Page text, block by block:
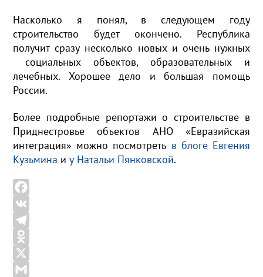
Насколько я понял, в следующем году
строительство будет окончено. Республика
получит сразу несколько новых и очень нужных
социальных объектов, образовательных и
лечебных. Хорошее дело и большая помощь
России.
Более подробные репортажи о строительстве в
Приднестровье объектов АНО «Евразийская
интеграция» можно посмотреть в блоге Евгения
Кузьмина иу Натальи Пянковской.
F
a
c
e
b
V
K
T
e
l
O
d
X